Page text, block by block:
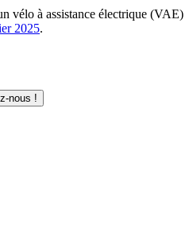
vélo à assistance électrique (VAE)
2025.
nous !